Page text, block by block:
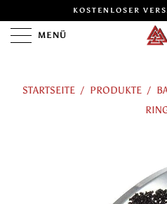
KOSTENLOSER
MENÜ
STARTSEITE / PRODUKTE /